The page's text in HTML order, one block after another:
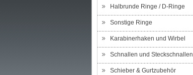
Halbrunde Ringe / D-Ringe
Sonstige Ringe
Karabinerhaken und Wirbel
Schnallen und Steckschnallen
Schieber & Gurtzubehör